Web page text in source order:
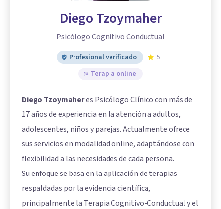
Diego Tzoymaher
Psicólogo Cognitivo Conductual
Profesional verificado
5
Terapia online
Diego Tzoymaheres Psicólogo Clínico con más de
17 años de experiencia en la atención a adultos,
adolescentes, niños y parejas. Actualmente ofrece
sus servicios en modalidad online, adaptándose con
flexibilidad a las necesidades de cada persona.
Su enfoque se basa en la aplicación de terapias
respaldadas por la evidencia científica,
principalmente la Terapia Cognitivo-Conductual y el